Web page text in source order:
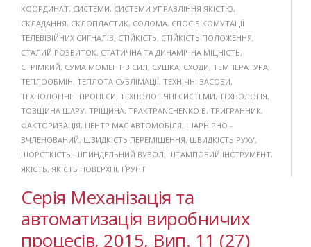
КООРДИНАТ, СИСТЕМИ, СИСТЕМИ УПРАВЛІННЯ ЯКІСТЮ,
СКЛАДАННЯ, СКЛОПЛАСТИК, СОЛОМА, СПОСІБ КОМУТАЦІЇ
ТЕЛЕВІЗІЙНИХ СИГНАЛІВ, СТІЙКІСТЬ, СТІЙКІСТЬ ПОЛОЖЕННЯ,
СТАЛИЙ РОЗВИТОК, СТАТИЧНА ТА ДИНАМІЧНА МІЦНІСТЬ,
СТРІМКИЙ, СУМА МОМЕНТІВ СИЛ, СУШКА, СХОДИ, ТЕМПЕРАТУРА,
ТЕПЛООБМІН, ТЕПЛОТА СУБЛІМАЦІЇ, ТЕХНІЧНІ ЗАСОБИ,
ТЕХНОЛОГІЧНІ ПРОЦЕСИ, ТЕХНОЛОГІЧНІ СИСТЕМИ, ТЕХНОЛОГІЯ,
ТОВЩИНА ШАРУ, ТРІЩИНА, ТРАКТPANCHENKO B, ТРИГРАННИК,
ФАКТОРИЗАЦІЯ, ЦЕНТР МАС АВТОМОБІЛЯ, ШАРНІРНО -
ЗЧЛЕНОВАНИЙ, ШВИДКІСТЬ ПЕРЕМІЩЕННЯ, ШВИДКІСТЬ РУХУ,
ШОРСТКІСТЬ, ШПИНДЕЛЬНИЙ ВУЗОЛ, ШТАМПОВИЙ ІНСТРУМЕНТ,
ЯКІСТЬ, ЯКІСТЬ ПОВЕРХНІ, ҐРУНТ
Серія Механізація та
автоматизація виробничих
процесів, 2015, Вип. 11 (27)